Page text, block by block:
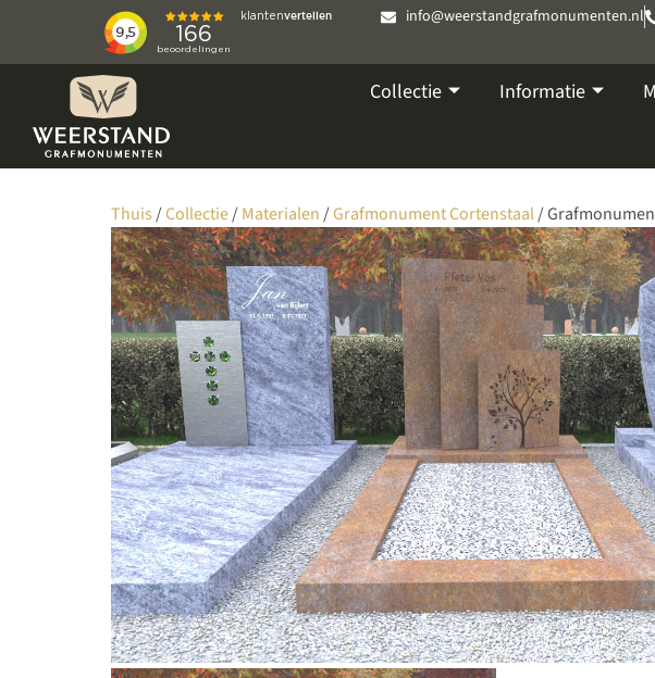
info@weerstandgrafmonumenten.nl
Collectie Informatie
Thuis/Collectie/Materialen/Grafmonument Cortenstaal/